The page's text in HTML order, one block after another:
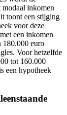
modaal inkomen
toont een stijging
voor deze
een inkomen
180.000 euro
Voor hetzelfde
tot 160.000
een hypotheek